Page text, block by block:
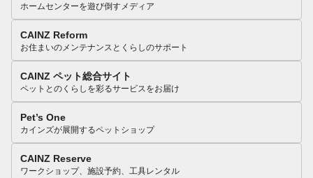
ホームセンターを遊び倒すメディア
CAINZ Reform
お住まいのメンテナンスとくらしのサポート
CAINZ ペット総合サイト
ペットとのくらしを彩るサービスをお届け
Pet’s One
カインズが展開するペットショップ
CAINZ Reserve
ワークショップ、施設予約、工具レンタル